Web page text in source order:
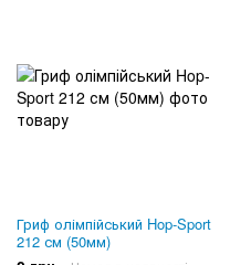
Гриф олімпійський Hop-Sport
212 см (50мм)